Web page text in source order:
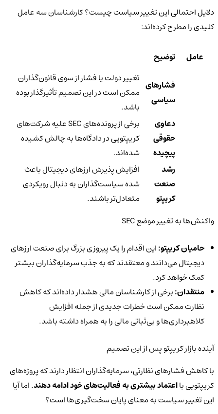
دلایل احتمالی این تغییر سیاست چیست؟ کارشناسان سه عامل
کلیدی را مطرح کرده‌اند:
عامل توضیح
فشارهای
سیاسی
تغییر دولت یا فشار از سوی قانون‌گذاران
ممکن است در این تصمیم تأثیرگذار بوده
باشد.
دعاوی
حقوقی
پیچیده
برخی از پرونده‌های SEC علیه شرکت‌های
کریپتویی در دادگاه‌ها به چالش کشیده
شده‌اند.
رشد
صنعت
کریپتو
افزایش پذیرش ارزهای دیجیتال باعث
شده سیاست‌گذاران به دنبال رویکردی
متعادل‌تر باشند.
واکنش‌ها به تغییر موضع SEC
حامیان کریپتو:این اقدام را یک پیروزی بزرگ برای صنعت ارزهای
دیجیتال می‌دانند و معتقدند که به جذب سرمایه‌گذاران بیشتر
کمک خواهد کرد.
منتقدان:برخی از کارشناسان مالی هشدار داده‌اند که کاهش
نظارت ممکن است خطرات جدیدی از جمله افزایش
کلاهبرداری‌ها و بی‌ثباتی مالی را به همراه داشته باشد.
آینده بازار کریپتو پس از این تصمیم
با کاهش فشارهای نظارتی، سرمایه‌گذاران انتظار دارند که پروژه‌های
کریپتویی بااعتماد بیشتری به فعالیت‌های خود ادامه دهند. اما آیا
این تغییر سیاست به معنای پایان سخت‌گیری‌ها است؟